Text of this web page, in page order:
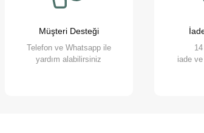
şekilde hizmet etmek için çalışıyoruz. Onların
Müşteri Desteği
Telefon ve Whatsapp ile
yardım alabilirsiniz
iade